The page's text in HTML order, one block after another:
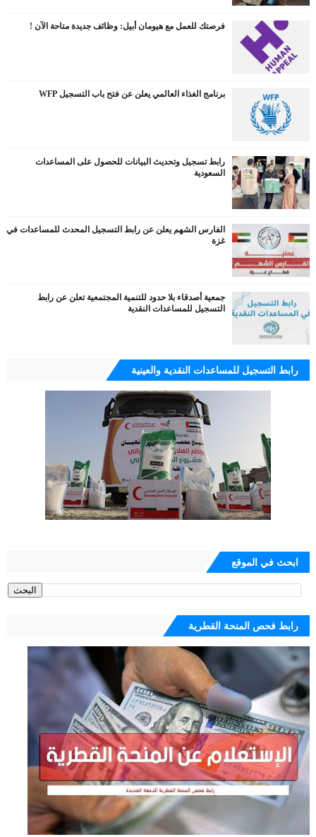
فرصتك للعمل مع هيومان أبيل: وظائف جديدة متاحة الآن !
برنامج الغذاء العالمي يعلن عن فتح باب التسجيل WFP
رابط تسجيل وتحديث البيانات للحصول على المساعدات
السعودية
الفارس الشهم يعلن عن رابط التسجيل المحدث للمساعدات في
غزة
جمعية أصدقاء بلا حدود للتنمية المجتمعية تعلن عن رابط
التسجيل للمساعدات النقدية
رابط التسجيل للمساعدات النقدية والعينية
ابحث في الموقع
رابط فحص المنحة القطرية